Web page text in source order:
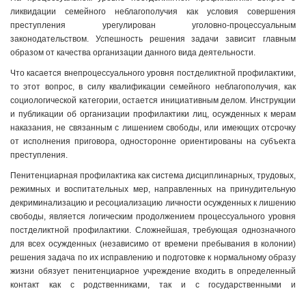
ликвидации семейного неблагополучия как условия совершения
преступления урегулирован уголовно-процессуальным
законодательством. Успешность решения задачи зависит главным
образом от качества организации данного вида деятельности.
Что касается внепроцессуального уровня постделиктной профилактики,
то этот вопрос, в силу квалификации семейного неблагополучия, как
социологической категории, остается инициативным делом. Инструкции
и публикации об организации профилактики лиц, осужденных к мерам
наказания, не связанным с лишением свободы, или имеющих отсрочку
от исполнения приговора, односторонне ориентированы на субъекта
преступления.
Пенитенциарная профилактика как система дисциплинарных, трудовых,
режимных и воспитательных мер, направленных на принудительную
декриминализацию и ресоциализацию личности осужденных к лишению
свободы, является логическим продолжением процессуального уровня
постделиктной профилактики. Сложнейшая, требующая однозначного
для всех осужденных (независимо от времени пребывания в колонии)
решения задача по их исправлению и подготовке к нормальному образу
жизни обязует пенитенциарное учреждение входить в определенный
контакт как с родственниками, так и с государственными и